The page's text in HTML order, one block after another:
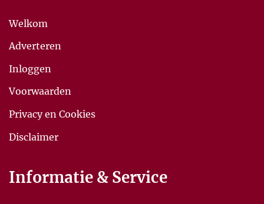
Welkom
Adverteren
Inloggen
Voorwaarden
Privacy en Cookies
Disclaimer
Informatie & Service